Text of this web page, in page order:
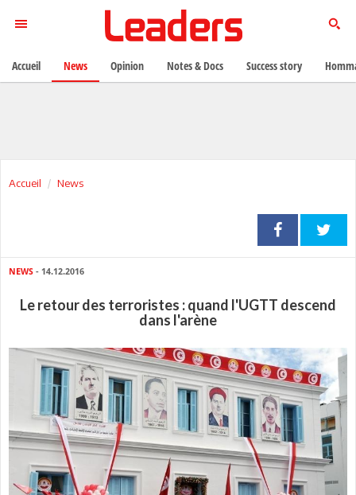
Accueil News
NEWS - 14.12.2016
Le retour des terroristes : quand l'UGTT descend
dans l'arène
Accueil News Opinion Notes & Docs Success story